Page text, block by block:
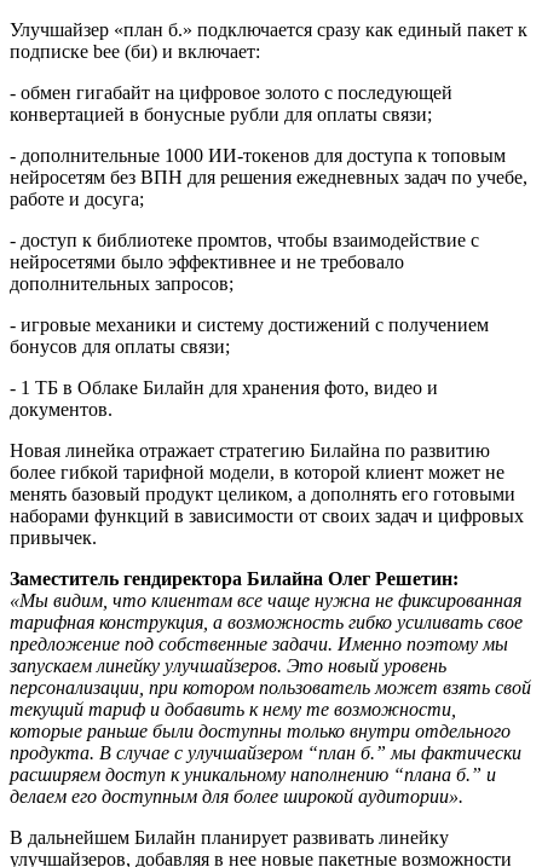
Улучшайзер «план б.» подключается сразу как единый пакет к
подписке bee (би) и включает:
- обмен гигабайт на цифровое золото с последующей
конвертацией в бонусные рубли для оплаты связи;
- дополнительные 1000 ИИ-токенов для доступа к топовым
нейросетям без ВПН для решения ежедневных задач по учебе,
работе и досуга;
- доступ к библиотеке промтов, чтобы взаимодействие с
нейросетями было эффективнее и не требовало
дополнительных запросов;
- игровые механики и систему достижений с получением
бонусов для оплаты связи;
- 1 ТБ в Облаке Билайн для хранения фото, видео и
документов.
Новая линейка отражает стратегию Билайна по развитию
более гибкой тарифной модели, в которой клиент может не
менять базовый продукт целиком, а дополнять его готовыми
наборами функций в зависимости от своих задач и цифровых
привычек.
Заместитель гендиректора Билайна Олег Решетин:
«Мы видим, что клиентам все чаще нужна не фиксированная
тарифная конструкция, а возможность гибко усиливать свое
предложение под собственные задачи. Именно поэтому мы
запускаем линейку улучшайзеров. Это новый уровень
персонализации, при котором пользователь может взять свой
текущий тариф и добавить к нему те возможности,
которые раньше были доступны только внутри отдельного
продукта. В случае с улучшайзером “план б.” мы фактически
расширяем доступ к уникальному наполнению “плана б.” и
делаем его доступным для более широкой аудитории».
В дальнейшем Билайн планирует развивать линейку
улучшайзеров, добавляя в нее новые пакетные возможности